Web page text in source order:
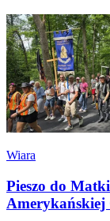
Wiara
Pieszo do
Amerykańskiej